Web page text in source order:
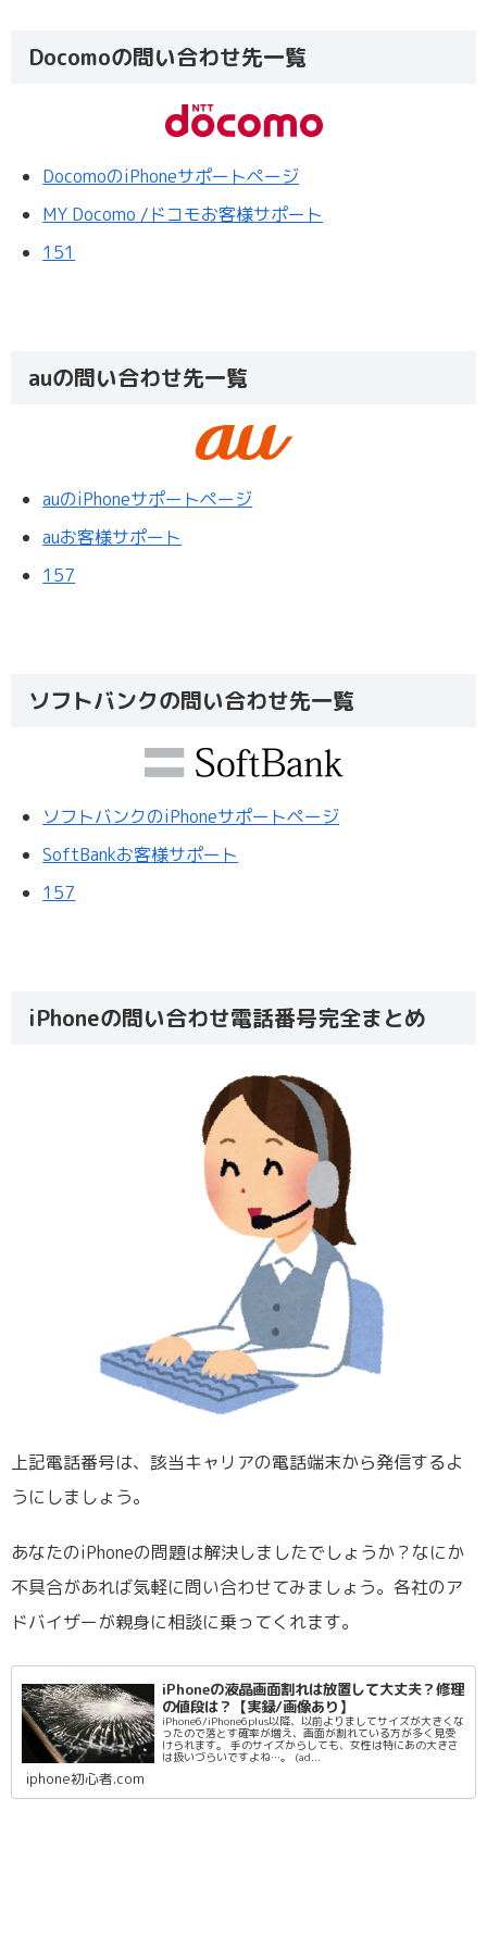
Docomoの問い合わせ先一覧
DocomoのiPhoneサポートページ
MY Docomo /ドコモお客様サポート
151
auの問い合わせ先一覧
auのiPhoneサポートページ
auお客様サポート
157
ソフトバンクの問い合わせ先一覧
ソフトバンクのiPhoneサポートページ
SoftBankお客様サポート
157
iPhoneの問い合わせ電話番号完全まとめ
上記電話番号は、該当キャリアの電話端末から発信するよ
うにしましょう。
あなたのiPhoneの問題は解決しましたでしょうか？なにか
不具合があれば気軽に問い合わせてみましょう。各社のア
ドバイザーが親身に相談に乗ってくれます。
iPhoneの液晶画面割れは放置して大丈夫？修理
の値段は？【実録/画像あり】
iPhone6/iPhone6plus以降、以前よりましてサイズが大きくな
ったので落とす確率が増え、画面が割れている方が多く見受
けられます。 手のサイズからしても、女性は特にあの大きさ
は扱いづらいですよね…。 (ad...
iphone初心者.com